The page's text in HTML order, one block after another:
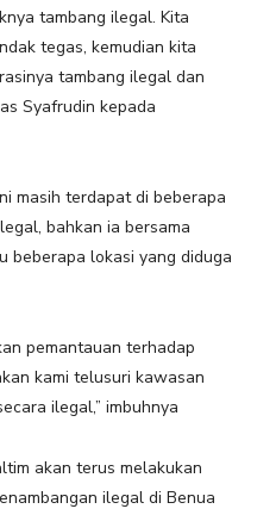
tambang ilegal. Kita
tegas, kemudian kita
tambang ilegal dan
Syafrudin kepada
masih terdapat di beberapa
bahkan ia bersama
beberapa lokasi yang diduga
pemantauan terhadap
kami telusuri kawasan
ilegal,” imbuhnya
akan terus melakukan
ilegal di Benua